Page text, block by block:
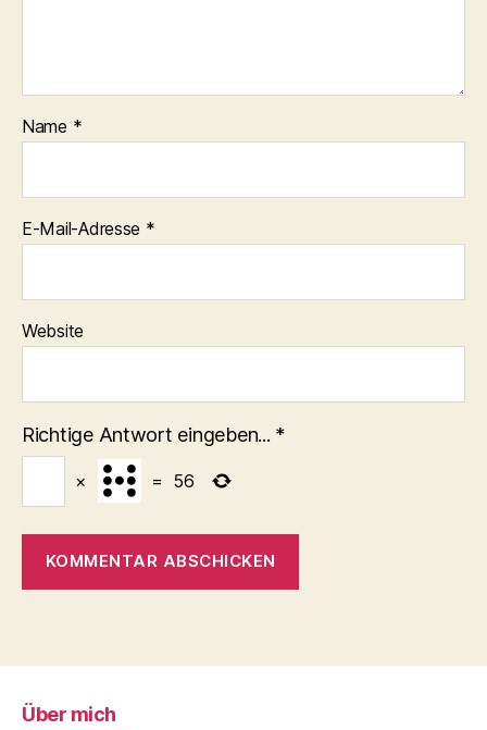
Name *
E-Mail-Adresse *
Website
Richtige Antwort eingeben... *
× = 56
Über mich